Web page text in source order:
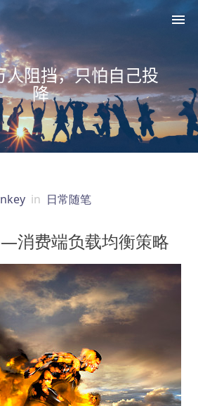
人阻挡，只怕自己投
降
in 日常随笔
消费端负载均衡策略